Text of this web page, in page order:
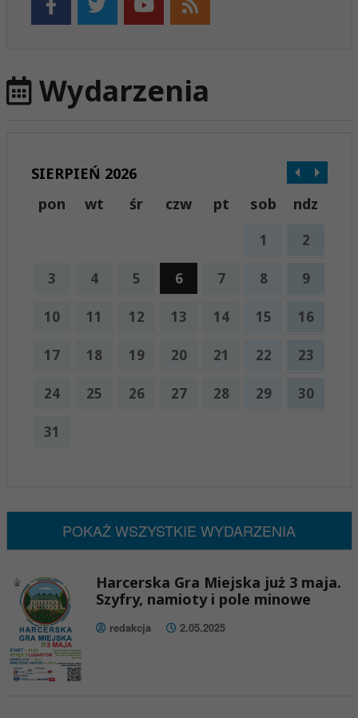
Wydarzenia
SIERPIEŃ 2026
pon
wt śr czw pt sob ndz
1 2
3 4 5 6 7 8 9
10 11 12 13 14 15 16
17 18 19 20 21 22 23
24 25 26 27 28 29 30
31
POKAŻ WSZYSTKIE WYDARZENIA
Harcerska Gra Miejska już 3 maja.
Szyfry, namioty i pole minowe
redakcja 2.05.2025